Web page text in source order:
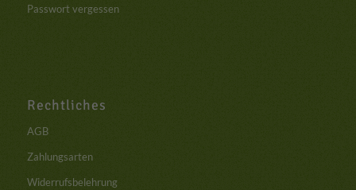
Passwort vergessen
Rechtliches
AGB
Zahlungsarten
Widerrufsbelehrung